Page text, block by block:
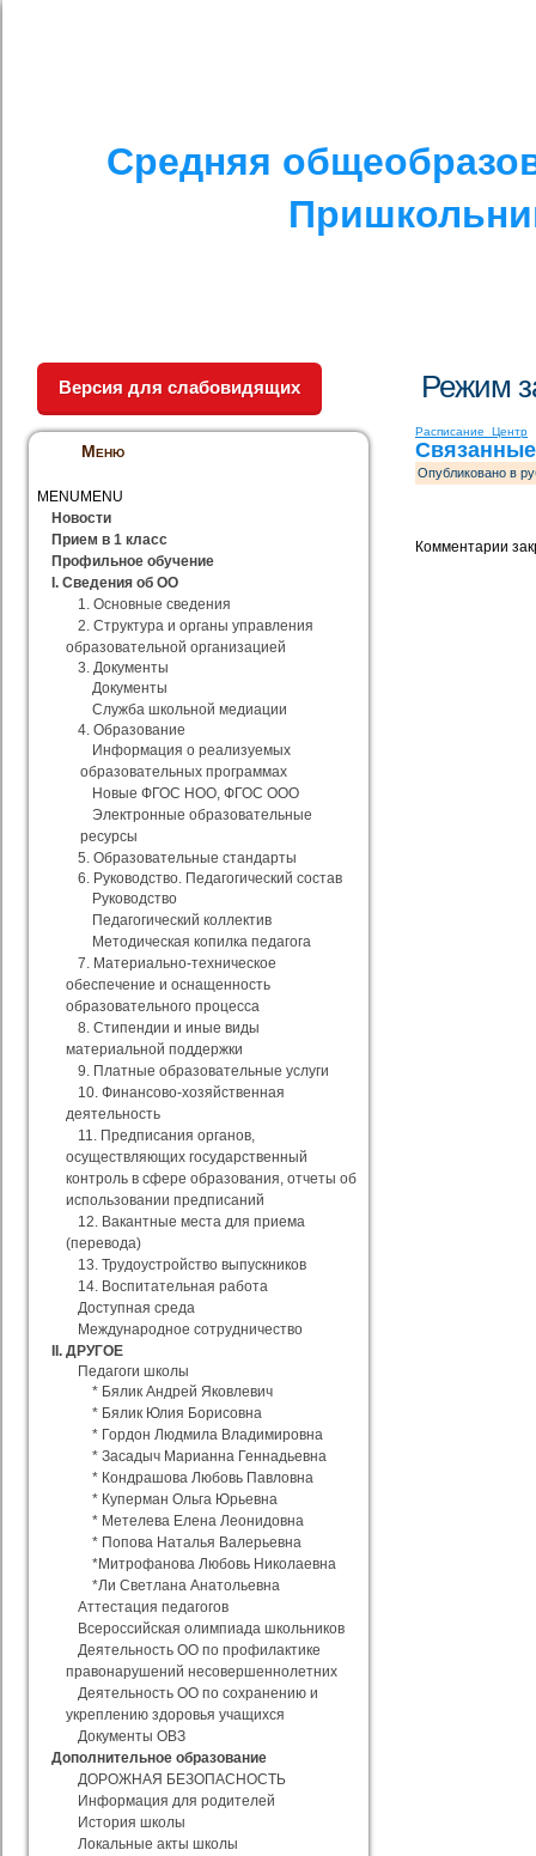
Средняя
Версия для слабовидящих
Меню
MENU MENU
Новости
Прием в 1 класс
Профильное обучение
I. Сведения об ОО
1. Основные сведения
2. Структура и органы управления
образовательной организацией
3. Документы
Документы
Служба школьной медиации
4. Образование
Информация о реализуемых
образовательных программах
Новые ФГОС НОО, ФГОС ООО
Электронные образовательные
ресурсы
5. Образовательные стандарты
6. Руководство. Педагогический состав
Руководство
Педагогический коллектив
Методическая копилка педагога
7. Материально-техническое
обеспечение и оснащенность
образовательного процесса
8. Стипендии и иные виды
материальной поддержки
9. Платные образовательные услуги
10. Финансово-хозяйственная
деятельность
11. Предписания органов,
осуществляющих государственный
контроль в сфере образования, отчеты об
использовании предписаний
12. Вакантные места для приема
(перевода)
13. Трудоустройство выпускников
14. Воспитательная работа
Доступная среда
Международное сотрудничество
II. ДРУГОЕ
Педагоги школы
* Бялик Андрей Яковлевич
* Бялик Юлия Борисовна
* Гордон Людмила Владимировна
* Засадыч Марианна Геннадьевна
* Кондрашова Любовь Павловна
* Куперман Ольга Юрьевна
* Метелева Елена Леонидовна
* Попова Наталья Валерьевна
*Митрофанова Любовь Николаевна
*Ли Светлана Анатольевна
Аттестация педагогов
Всероссийская олимпиада школьников
Деятельность ОО по профилактике
правонарушений несовершеннолетних
Деятельность ОО по сохранению и
укреплению здоровья учащихся
Документы ОВЗ
Дополнительное образование
ДОРОЖНАЯ БЕЗОПАСНОСТЬ
Информация для родителей
История школы
Локальные акты школы
Режим
Расписание_Центр
Опубликовано в
Комментарии